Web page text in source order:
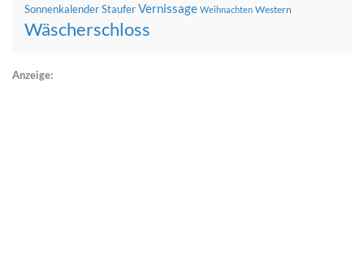
SonnenkalenderStauferVernissage Weihnachten Western
Wäscherschloss
Anzeige: